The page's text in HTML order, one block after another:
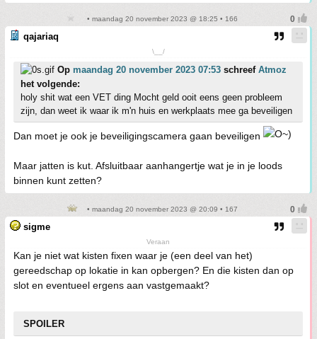
• maandag 20 november 2023 @ 18:25 • 166
qajariaq
\__/
Op maandag 20 november 2023 07:53 schreef Atmoz
het volgende:
holy shit wat een VET ding Mocht geld ooit eens geen probleem
zijn, dan weet ik waar ik m'n huis en werkplaats mee ga beveiligen
Dan moet je ook je beveiligingscamera gaan beveiligen
Maar jatten is kut. Afsluitbaar aanhangertje wat je in je loods
binnen kunt zetten?
• maandag 20 november 2023 @ 20:09 • 167
sigme
Veraan
Kan je niet wat kisten fixen waar je (een deel van het)
gereedschap op lokatie in kan opbergen? En die kisten dan op
slot en eventueel ergens aan vastgemaakt?
SPOILER